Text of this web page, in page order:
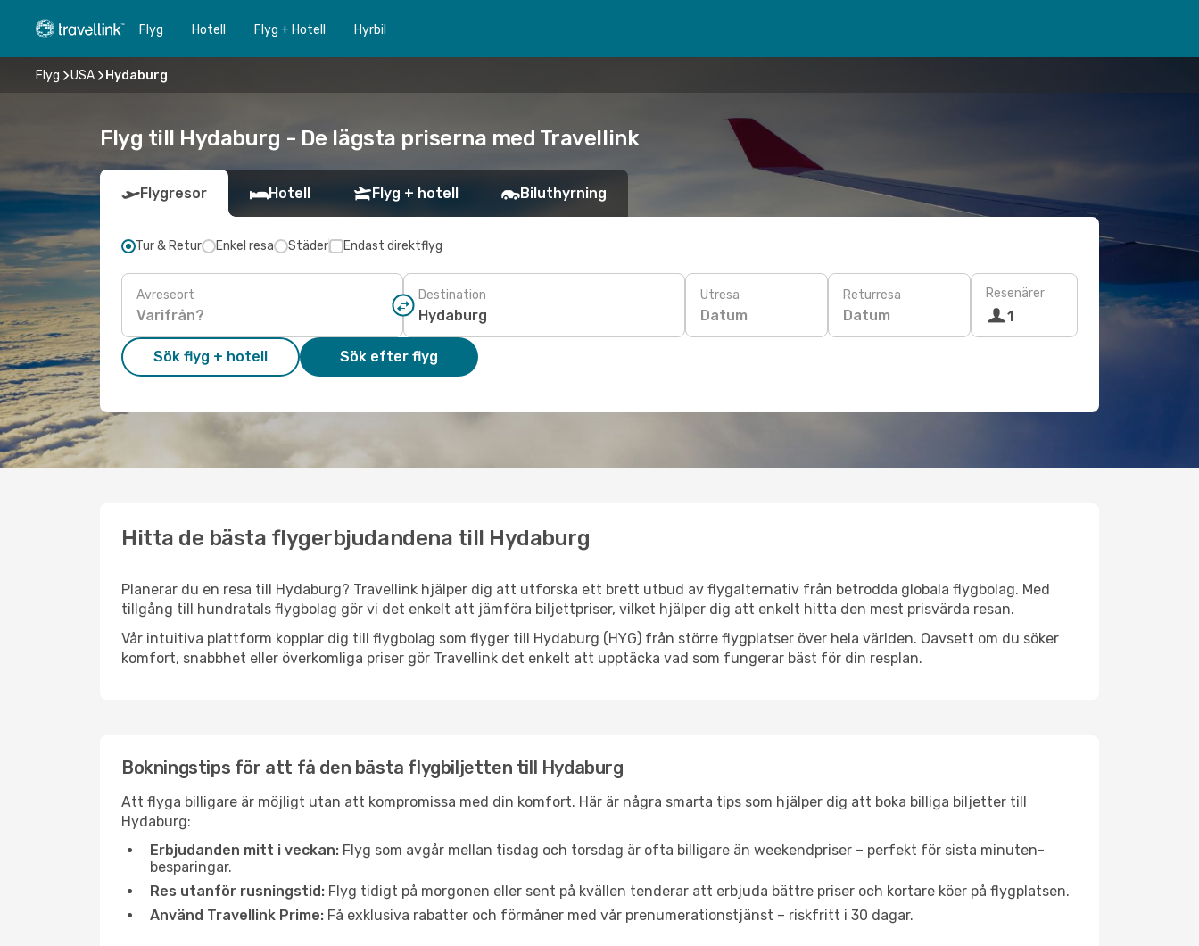
Flyg Hotell Flyg + Hotell Hyrbil
Flyg USA Hydaburg
Flyg till Hydaburg - De lägsta priserna med Travellink
Flygresor Hotell Flyg + hotell Biluthyrning
Tur & Retur Enkel resa Städer Endast direktflyg
Avreseort Destination Utresa
Datum
Returresa
Datum
Resenärer
1
Sök flyg + hotell Sök efter flyg
Hitta de bästa flygerbjudandena till Hydaburg
Planerar du en resa till Hydaburg? Travellink hjälper dig att utforska ett brett utbud av flygalternativ från betrodda globala flygbolag. Med
tillgång till hundratals flygbolag gör vi det enkelt att jämföra biljettpriser, vilket hjälper dig att enkelt hitta den mest prisvärda resan.
Vår intuitiva plattform kopplar dig till flygbolag som flyger till Hydaburg (HYG) från större flygplatser över hela världen. Oavsett om du söker
komfort, snabbhet eller överkomliga priser gör Travellink det enkelt att upptäcka vad som fungerar bäst för din resplan.
Bokningstips för att få den bästa flygbiljetten till Hydaburg
Att flyga billigare är möjligt utan att kompromissa med din komfort. Här är några smarta tips som hjälper dig att boka billiga biljetter till
Hydaburg:
Erbjudanden mitt i veckan: Flyg som avgår mellan tisdag och torsdag är ofta billigare än weekendpriser – perfekt för sista minuten-
besparingar.
Res utanför rusningstid: Flyg tidigt på morgonen eller sent på kvällen tenderar att erbjuda bättre priser och kortare köer på flygplatsen.
Använd Travellink Prime: Få exklusiva rabatter och förmåner med vår prenumerationstjänst – riskfritt i 30 dagar.